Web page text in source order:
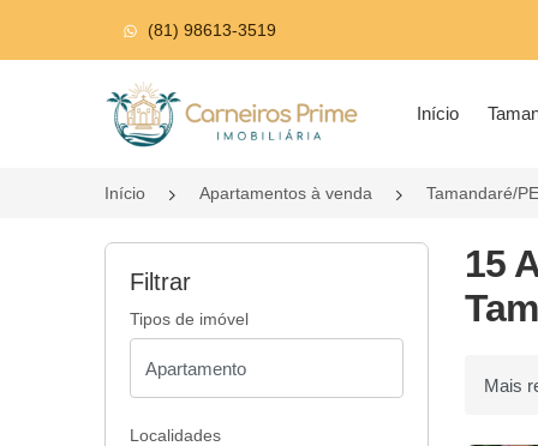
(81) 98613-3519
Página inicial
Início
Início Apartamentos à venda Tamandaré/PE
Filtrar
Tipos de imóvel
Localidades
15
Ordenar